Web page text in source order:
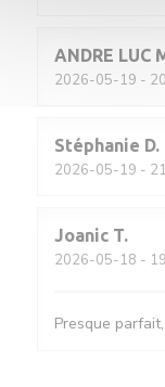
ANDRE LUC
2026-05-19 -
Stéphanie D
2026-05-19 -
Joanic T
2026-05-18 -
Presque